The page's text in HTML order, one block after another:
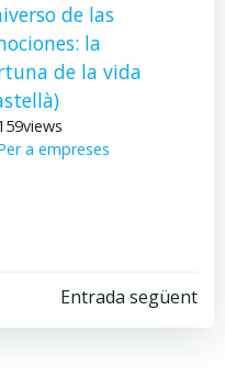
de las
la
de la vida
views
a empreses
PostEntrada següent